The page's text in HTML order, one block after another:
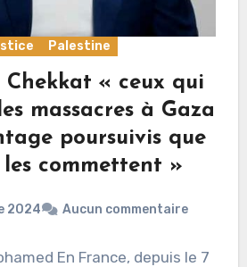
Palestine
Chekkat « ceux qui
massacres à Gaza
poursuivis que
commettent »
2024 Aucun commentaire
En France, depuis le 7